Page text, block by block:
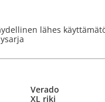
lähes
Verado
XL riki